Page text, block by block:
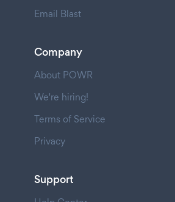
Email Blast
Company
About POWR
We're hiring!
Terms of Service
Privacy
Support